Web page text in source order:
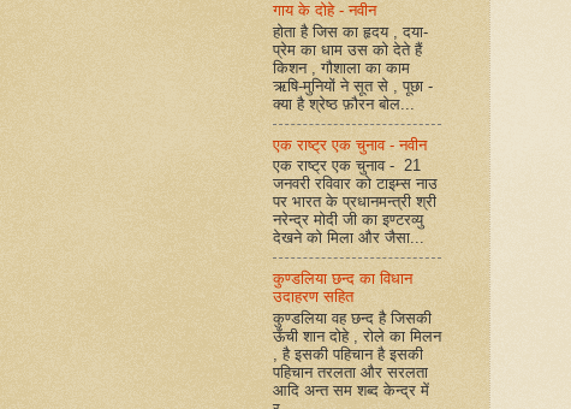
गाय के दोहे - नवीन
होता है जिस का हृदय , दया-
प्रेम का धाम उस को देते हैं
किशन , गौशाला का काम
ऋषि-मुनियों ने सूत से , पूछा -
क्या है श्रेष्ठ फ़ौरन बोल...
एक राष्ट्र एक चुनाव - नवीन
एक राष्ट्र एक चुनाव - 21
जनवरी रविवार को टाइम्स नाउ
पर भारत के प्रधानमन्त्री श्री
नरेन्द्र मोदी जी का इण्टरव्यु
देखने को मिला और जैसा...
कुण्डलिया छन्द का विधान
उदाहरण सहित
कुण्डलिया वह छन्द है जिसकी
ऊँची शान दोहे , रोले का मिलन
, है इसकी पहिचान है इसकी
पहिचान तरलता और सरलता
आदि अन्त सम शब्द केन्द्र में